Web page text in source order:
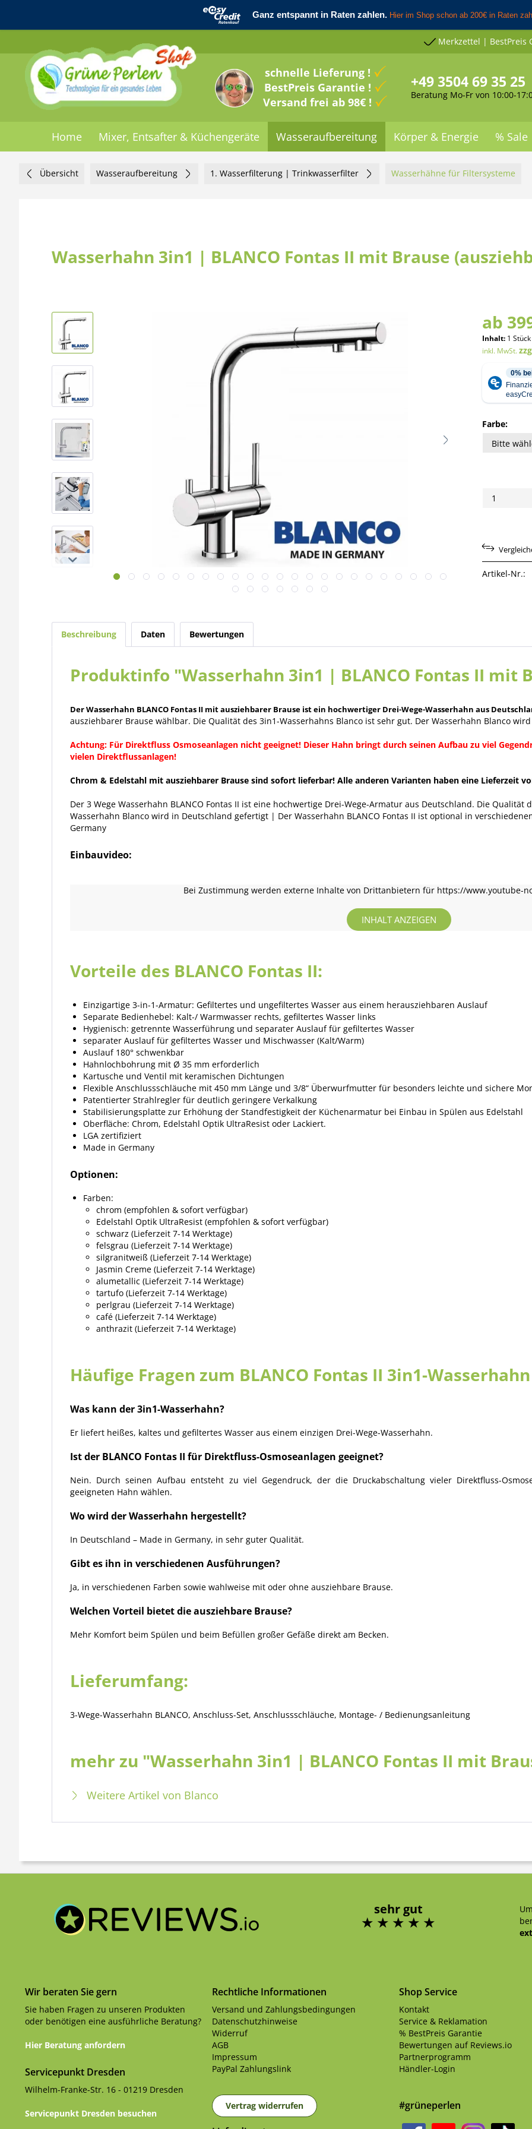
Merkzettel | BestPreis
schnelle Lieferung !
BestPreis Garantie !
Versand frei ab 98€ !
+49 3504 69 35 25
Beratung Mo-Fr von 10:00-
Home Mixer, Entsafter & Küchengeräte Wasseraufbereitung Körper & Energie % Sale
Übersicht Wasseraufbereitung 1. Wasserfilterung | Trinkwasserfilter Wasserhähne für Filtersysteme
Wasserhahn 3in1 | BLANCO Fontas II mit Brause
ab
Inhalt: 1 Stück
inkl. MwSt.
Farbe:
Artikel-Nr.:
Beschreibung Daten Bewertungen
Produktinfo "Wasserhahn 3in1 | BLANCO Fontas II mit
Der Wasserhahn BLANCO Fontas II mit ausziehbarer Brause ist ein hochwertiger Drei-Wege-Wasserhahn aus
ausziehbarer Brause wählbar. Die Qualität des 3in1-Wasserhahns Blanco ist sehr gut. Der Wasserhahn Blanco
Achtung: Für Direktfluss Osmoseanlagen nicht geeignet! Dieser Hahn bringt durch seinen Aufbau zu viel
vielen Direktflussanlagen!
Chrom & Edelstahl mit ausziehbarer Brause sind sofort lieferbar! Alle anderen Varianten haben eine Lieferzeit
Der 3 Wege Wasserhahn BLANCO Fontas II ist eine hochwertige Drei-Wege-Armatur aus Deutschland. Die Qualität
Wasserhahn Blanco wird in Deutschland gefertigt | Der Wasserhahn BLANCO Fontas II ist optional in
Germany
Einbauvideo:
Bei Zustimmung werden externe Inhalte von Drittanbietern für https://www.youtube-
INHALT ANZEIGEN
Vorteile des BLANCO Fontas II:
Einzigartige 3-in-1-Armatur: Gefiltertes und ungefiltertes Wasser aus einem herausziehbaren Auslauf
Separate Bedienhebel: Kalt-/ Warmwasser rechts, gefiltertes Wasser links
Hygienisch: getrennte Wasserführung und separater Auslauf für gefiltertes Wasser
separater Auslauf für gefiltertes Wasser und Mischwasser (Kalt/Warm)
Auslauf 180° schwenkbar
Hahnlochbohrung mit Ø 35 mm erforderlich
Kartusche und Ventil mit keramischen Dichtungen
Flexible Anschlussschläuche mit 450 mm Länge und 3/8“ Überwurfmutter für besonders leichte und sichere
Patentierter Strahlregler für deutlich geringere Verkalkung
Stabilisierungsplatte zur Erhöhung der Standfestigkeit der Küchenarmatur bei Einbau in Spülen aus Edelstahl
Oberfläche: Chrom, Edelstahl Optik UltraResist oder Lackiert.
LGA zertifiziert
Made in Germany
Optionen:
Farben:
chrom (empfohlen & sofort verfügbar)
Edelstahl Optik UltraResist (empfohlen & sofort verfügbar)
schwarz (Lieferzeit 7-14 Werktage)
felsgrau (Lieferzeit 7-14 Werktage)
silgranitweiß (Lieferzeit 7-14 Werktage)
Jasmin Creme (Lieferzeit 7-14 Werktage)
alumetallic (Lieferzeit 7-14 Werktage)
tartufo (Lieferzeit 7-14 Werktage)
perlgrau (Lieferzeit 7-14 Werktage)
café (Lieferzeit 7-14 Werktage)
anthrazit (Lieferzeit 7-14 Werktage)
Häufige Fragen zum BLANCO Fontas II 3in1-Wasserhahn
Was kann der 3in1-Wasserhahn?
Er liefert heißes, kaltes und gefiltertes Wasser aus einem einzigen Drei-Wege-Wasserhahn.
Ist der BLANCO Fontas II für Direktfluss-Osmoseanlagen geeignet?
Nein. Durch seinen Aufbau entsteht zu viel Gegendruck, der die Druckabschaltung vieler Direktfluss-
geeigneten Hahn wählen.
Wo wird der Wasserhahn hergestellt?
In Deutschland – Made in Germany, in sehr guter Qualität.
Gibt es ihn in verschiedenen Ausführungen?
Ja, in verschiedenen Farben sowie wahlweise mit oder ohne ausziehbare Brause.
Welchen Vorteil bietet die ausziehbare Brause?
Mehr Komfort beim Spülen und beim Befüllen großer Gefäße direkt am Becken.
Lieferumfang:
3-Wege-Wasserhahn BLANCO, Anschluss-Set, Anschlussschläuche, Montage- / Bedienungsanleitung
mehr zu "Wasserhahn 3in1 | BLANCO Fontas II mit
Weitere Artikel von Blanco
sehr gut
Wir beraten Sie gern
Sie haben Fragen zu unseren Produkten
oder benötigen eine ausführliche Beratung?
Hier Beratung anfordern
Servicepunkt Dresden
Wilhelm-Franke-Str. 16 - 01219 Dresden
Servicepunkt Dresden besuchen
Rechtliche Informationen
Versand und Zahlungsbedingungen
Datenschutzhinweise
Widerruf
AGB
Impressum
PayPal Zahlungslink
Vertrag widerrufen
Shop Service
Kontakt
Service & Reklamation
% BestPreis Garantie
Bewertungen auf Reviews.io
Partnerprogramm
Händler-Login
#grüneperlen